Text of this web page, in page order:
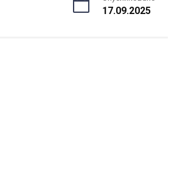
17.09.2025